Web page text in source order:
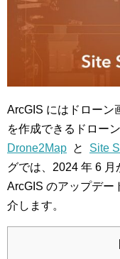
ArcGIS にはドローン
を作成できるドロー
Drone2Map と Site
グでは、2024 年 6
ArcGIS のアップデー
介します。